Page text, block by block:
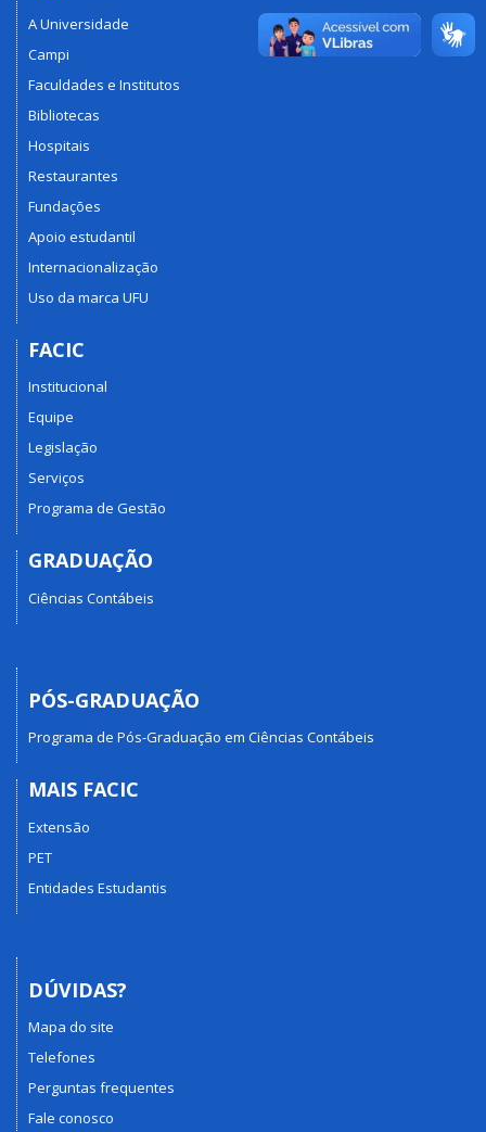
A Universidade
Campi
Faculdades e Institutos
Bibliotecas
Hospitais
Restaurantes
Fundações
Apoio estudantil
Internacionalização
Uso da marca UFU
FACIC
Institucional
Equipe
Legislação
Serviços
Programa de Gestão
GRADUAÇÃO
Ciências Contábeis
PÓS-GRADUAÇÃO
Programa de Pós-Graduação em Ciências Contábeis
MAIS FACIC
Extensão
PET
Entidades Estudantis
DÚVIDAS?
Mapa do site
Telefones
Perguntas frequentes
Fale conosco